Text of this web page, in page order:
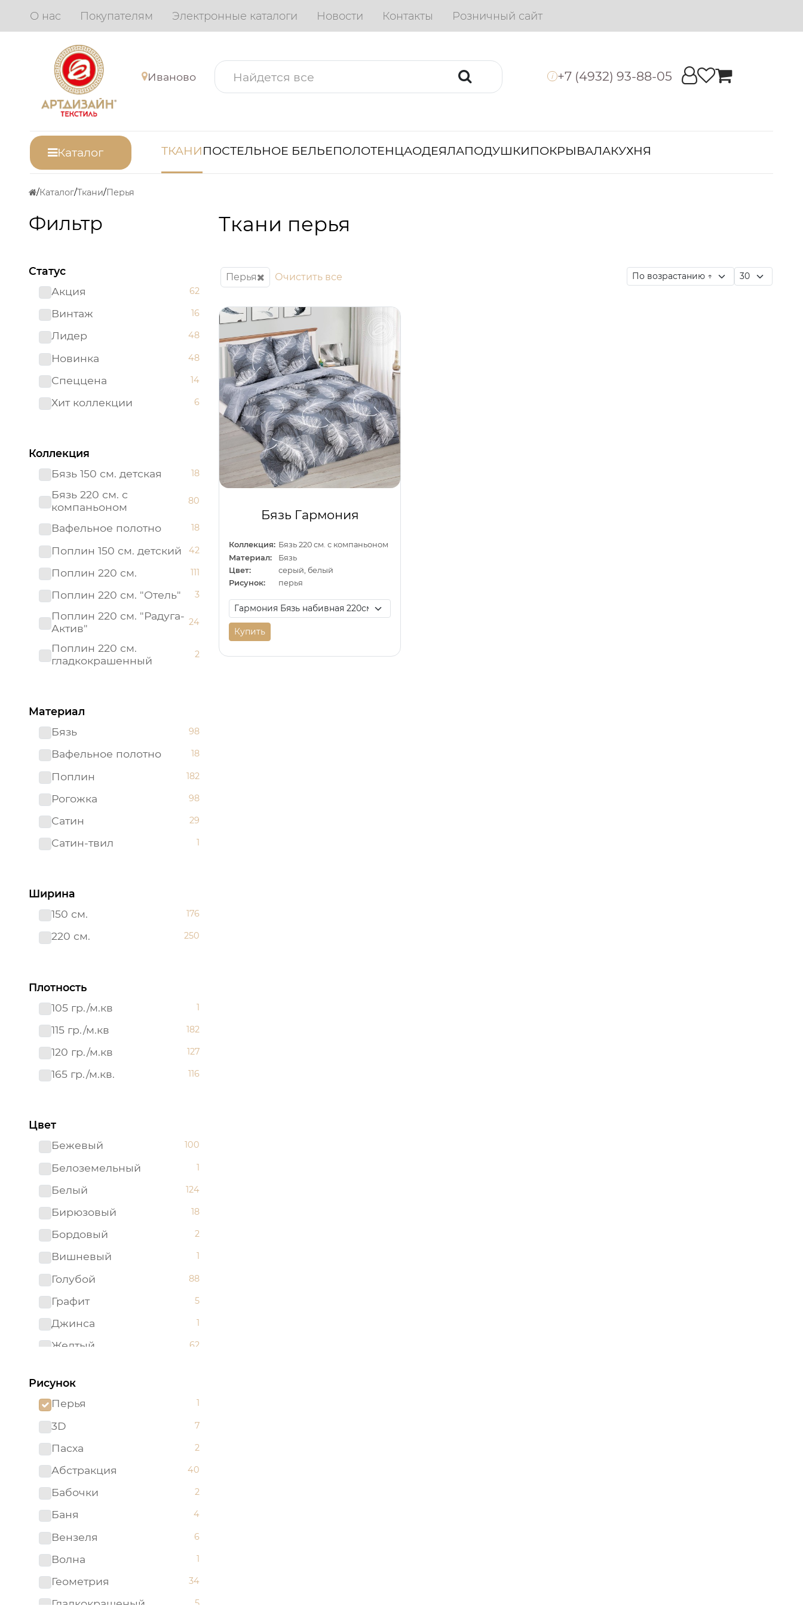
О нас Покупателям Электронные каталоги Новости Контакты Розничный сайт
Иваново i +7 (4932) 93-88-05
Каталог ТКАНИПОСТЕЛЬНОЕ БЕЛЬЕПОЛОТЕНЦАОДЕЯЛАПОДУШКИПОКРЫВАЛАКУХНЯ
Каталог Ткани Перья
Фильтр
Статус
Акция
62
Винтаж 16
Лидер 48
Новинка 48
Спеццена 14
Хит коллекции 6
Коллекция
Бязь 150 см. детская
18
Бязь 220 см. с
компаньоном
80
Вафельное полотно 18
Поплин 150 см. детский 42
Поплин 220 см. 111
Поплин 220 см. "Отель" 3
Поплин 220 см. "Радуга-
Актив"
24
Поплин 220 см.
гладкокрашенный
2
Рогожка 150 см.
Сатин 220 см 19
Сатин 220 см.
гладкокрашенный
9
Сатин-твил 220 см 1
Материал
Бязь
98
Вафельное полотно 18
Поплин 182
Рогожка 98
Сатин 29
Сатин-твил 1
Ширина
150 см.
176
220 см. 250
Плотность
105 гр./м.кв
1
115 гр./м.кв 182
120 гр./м.кв 127
165 гр./м.кв. 116
Цвет
Бежевый
100
Белоземельный 1
Белый 124
Бирюзовый 18
Бордовый 2
Вишневый 1
Голубой 88
Графит 5
Джинса 1
Желтый 62
Золотистый
Золотой
Изумрудный
Капучино
Коричневый
Красный
Ментоловый
Мятный
Оливковый
Оранжевый
Рисунок
Перья
1
3D 7
Пасха 2
Абстракция 40
Бабочки 2
Баня 4
Вензеля 6
Волна 1
Геометрия 34
Гладкокрашеный 5
Ткани перья
Перья Очистить все
Бязь Гармония
Коллекция: Бязь 220 см. с компаньоном
Материал:
Бязь
Цвет:
серый, белый
Рисунок:
перья
Купить